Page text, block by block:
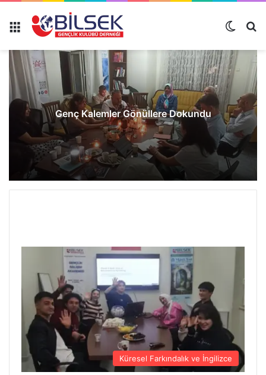
Genç Kalemler Gönüllere Dokundu
Küresel Farkındalık ve İngilizce